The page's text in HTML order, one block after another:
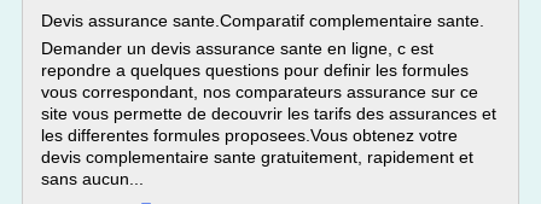
Devis assurance sante.Comparatif complementaire sante.
Demander un devis assurance sante en ligne, c est
repondre a quelques questions pour definir les formules
vous correspondant, nos comparateurs assurance sur ce
site vous permette de decouvrir les tarifs des assurances et
les differentes formules proposees.Vous obtenez votre
devis complementaire sante gratuitement, rapidement et
sans aucun...